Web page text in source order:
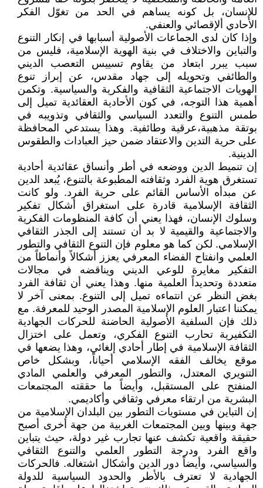
للإنسان، بل كونه يساهم في الحد من تغوّل الفكر
الأحادي ألإقصائي والعنفي.
وإذا كان لدى الجماعات الأصولية أسبابها في إنكار التنوع
والتباين والاختلاف في بنية الهوية الإسلامية، فليس من
سبب يبرر ابتعاد من يقاوم تسييس التعصب الديني
والطائفي وتحويله إلى جهاد مقدس، عن إبراز تنوع
الهويات الاجتماعية الثقافية والفكرية والسياسية. وتكمن
أهمية هذا التوجه، في كون الأحادية العقائدية تميل إلى
طمس التنوع والتعدد السياسي والثقافي وتذويبه في
بوتقة مذهبية،عرقية وطائفية. وهذا يستدعي المحافظة
على حرية التدين والاعتقاد ضمن حيز العبادات والطقوس
الدينية.
إن تنميط الدين ووضعه في أطر وأنساق عقائدية أحادية
تستغرق هوية الفرد وثقافته المطبوعة بالتنوع، يُبعد الدين
عن مبدأه الأساس القائم على حرية الفرد. ولو كانت
الثقافة الإسلامية قادرة على استغراق أشكال تفكير
وسلوك الإنسان، فهذا يعني أن كافة المنظومات الفكرية
والاجتماعية والقيمية لا بد أن تستند إلى الجذر الثقافي
الإسلامي. لكن كما هو معلوم فإن التنوع الثقافي والتطور
العلمي وانفتاح الفضاء المعرفي يعزز أشكالاً وأنماطاً من
التفكير مغايرة للوعي الديني ويناقضه في مجالات
متعددة وتحديداً العلمية منها. وهذا يعني أن ثقافة الفرد
بغض النظر عن انتماءه تميل إلى التنوع. بمعنى آخر لا
يمكننا اعتبار العلوم الإسلامية المصدر الوحيد للمعرفة. مع
ذلك فإن السلفية الأصولية الحاضنة للحركات الجهادية
التكفيرية تحارب التنوع الفكري، وتعمل على اختزال
الثقافة الإسلامية في إطار أحادي إلغائي، وهذا يضعها في
موقع يخالف الفقه الإسلامي أحياناً، وبشكل خاص
التنويري المعتدل، والتطور المعرفي والعلمي المادي
المنفتح على المستقبل، وأيضاً ما حققته المجتمعات
البشرية من ارتقاء معرفي وثقافي وأكاديمي.
إن التباين في مستويات التطور بين البلدان الإسلامية من
جهة وبينها وبين المجتمعات الغربية من جهة أخرى أصبح
حقيقة واقعية تكشف عنها تجارب غير دولة، حيث يتباين
واقع الفرد ودرجة التطور العلمي والتنوع الثقافي
والسياسي، وأيضاً دور الدين وأشكال اشتغاله. فالحركات
الجهادية لا تعترف بالأطر والحدود السياسية للدولة